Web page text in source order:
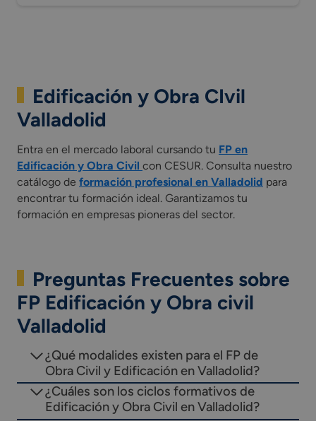
Edificación y Obra CIvil
Valladolid
Entra en el mercado laboral cursando tu FP en
Edificación y Obra Civil con CESUR. Consulta nuestro
catálogo de formación profesional en Valladolid para
encontrar tu formación ideal. Garantizamos tu
formación en empresas pioneras del sector.
Preguntas Frecuentes sobre
FP Edificación y Obra civil
Valladolid
¿Qué modalides existen para el FP de
Obra Civil y Edificación en Valladolid?
¿Cuáles son los ciclos formativos de
Edificación y Obra Civil en Valladolid?